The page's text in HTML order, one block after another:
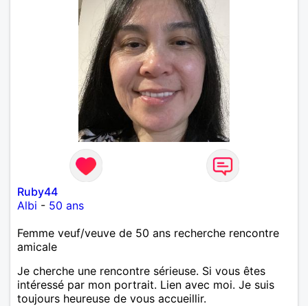
Ruby44
Albi - 50 ans
Femme veuf/veuve de 50 ans recherche rencontre
amicale
Je cherche une rencontre sérieuse. Si vous êtes
intéressé par mon portrait. Lien avec moi. Je suis
toujours heureuse de vous accueillir.